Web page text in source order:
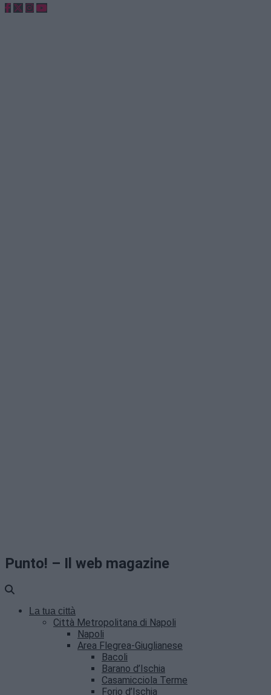
Punto! – Il web magazine
La tua città
Città Metropolitana di Napoli
Napoli
Area Flegrea-Giuglianese
Bacoli
Barano d’Ischia
Casamicciola Terme
Forio d’Ischia